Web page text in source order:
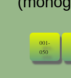
001-
050